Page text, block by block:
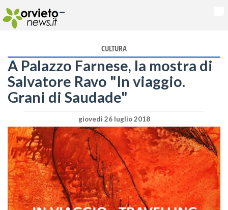
-
CULTURA
A Palazzo Farnese, la mostra di
Salvatore Ravo "In viaggio.
Grani di Saudade"
giovedì 26 luglio 2018